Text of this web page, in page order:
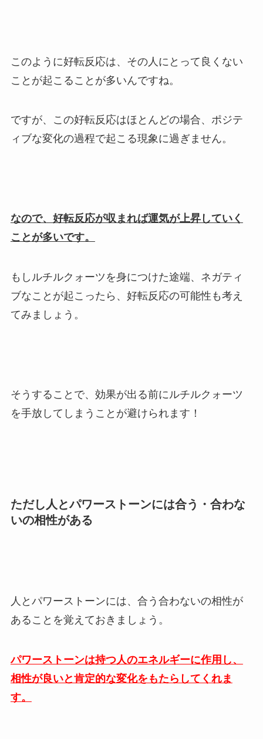
このように好転反応は、その人にとって良くない
ことが起こることが多いんですね。
ですが、この好転反応はほとんどの場合、ポジテ
ィブな変化の過程で起こる現象に過ぎません。
なので、好転反応が収まれば運気が上昇していく
ことが多いです。
もしルチルクォーツを身につけた途端、ネガティ
ブなことが起こったら、好転反応の可能性も考え
てみましょう。
そうすることで、効果が出る前にルチルクォーツ
を手放してしまうことが避けられます！
ただし人とパワーストーンには合う・合わな
いの相性がある
人とパワーストーンには、合う合わないの相性が
あることを覚えておきましょう。
パワーストーンは持つ人のエネルギーに作用し、
相性が良いと肯定的な変化をもたらしてくれま
す。